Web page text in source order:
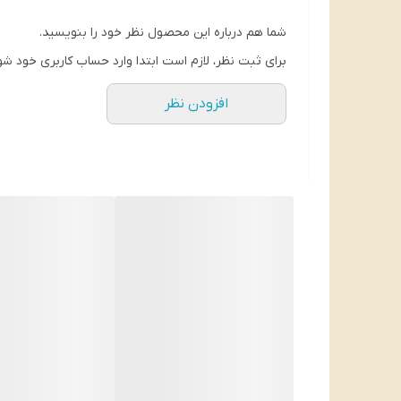
شما هم درباره این محصول نظر خود را بنویسید.
برای ثبت نظر، لازم است ابتدا وارد حساب کاربری خود
افزودن نظر